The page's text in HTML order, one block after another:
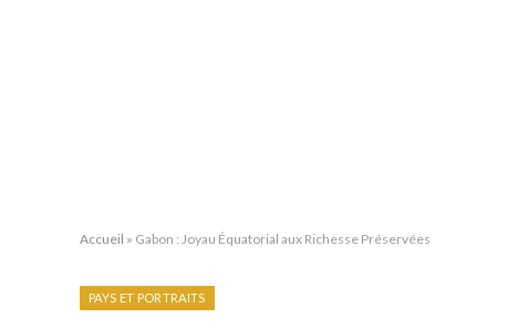
Accueil » Gabon : Joyau Équatorial aux Richesse Préservées
PAYS ET PORTRAITS